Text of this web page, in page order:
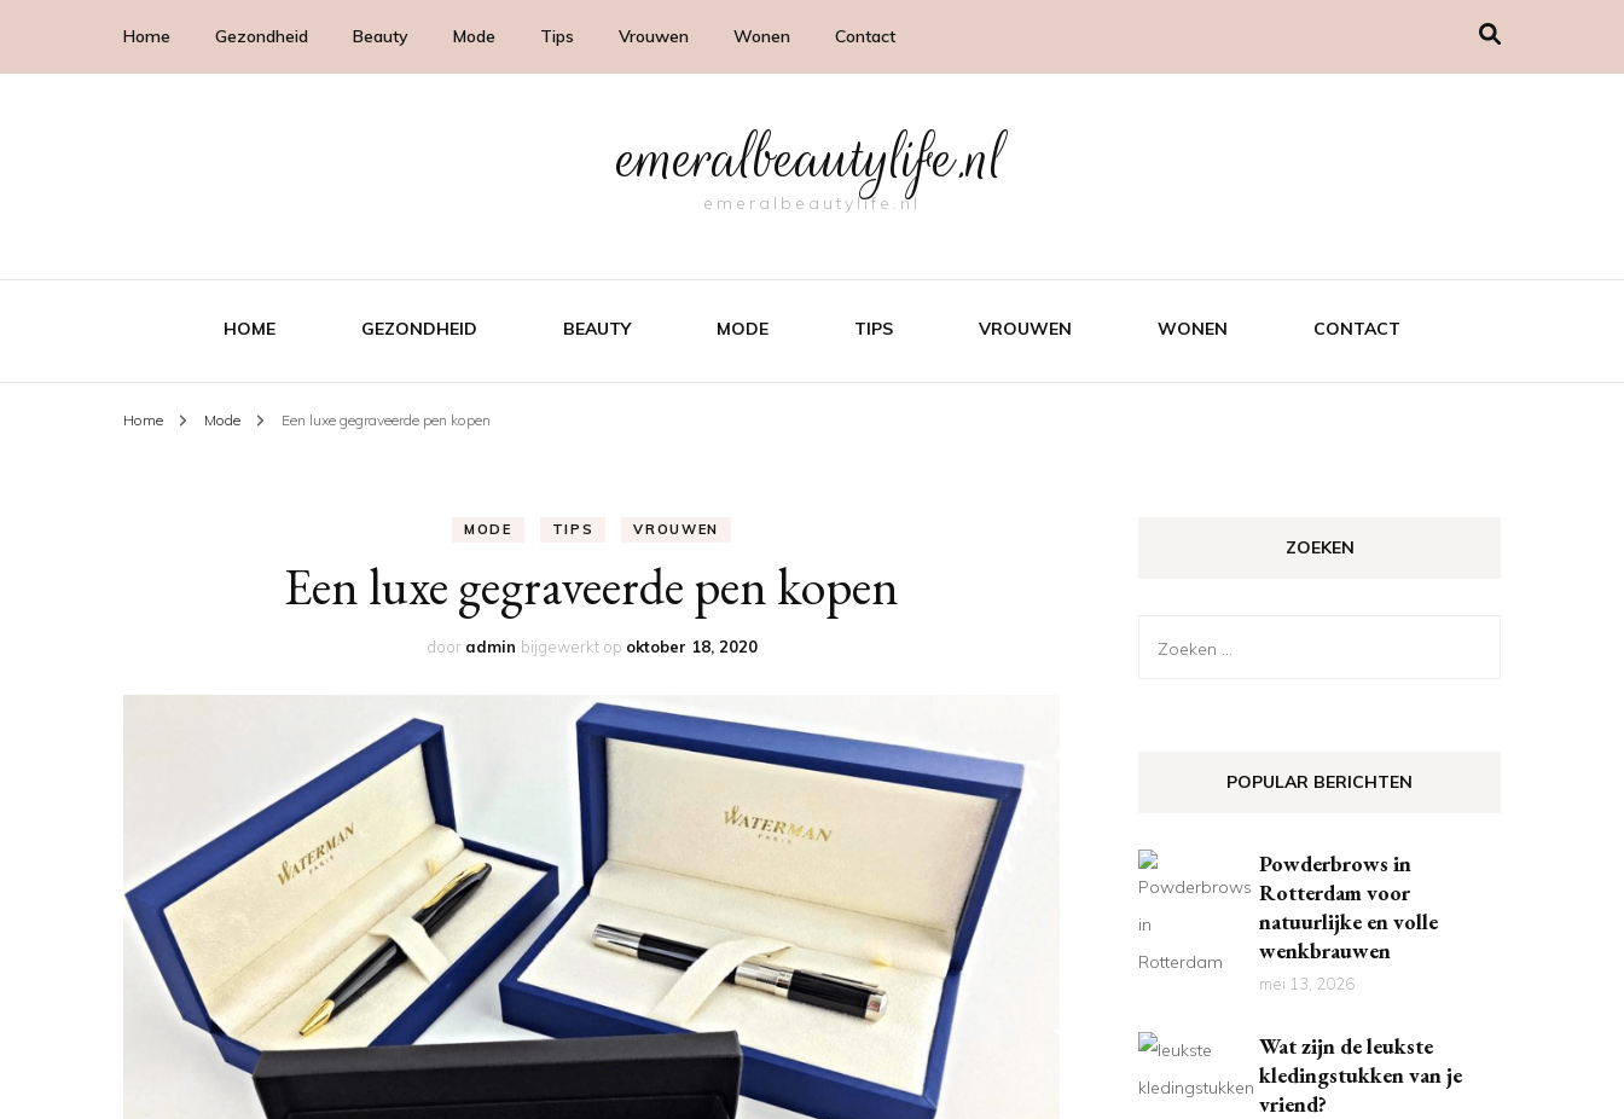
Home Gezondheid Beauty Mode Tips Vrouwen Wonen Contact
emeralbeautylife.nl
emeralbeautylife.nl
HOME GEZONDHEID BEAUTY MODE TIPS VROUWEN WONEN CONTACT
Home Mode Een luxe gegraveerde pen kopen
MODE TIPS VROUWEN
Een luxe gegraveerde pen kopen
door admin bijgewerkt op oktober 18, 2020
ZOEKEN
Zoeken
POPULAR BERICHTEN
Powderbrows in
Rotterdam voor
natuurlijke en volle
wenkbrauwen
mei 13, 2026
Wat zijn de leukste
kledingstukken van je
vriend?